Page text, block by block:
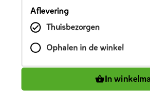
van
product
29,99
euro.
Aflevering
Thuisbezorgen
Ophalen in de winkel
In